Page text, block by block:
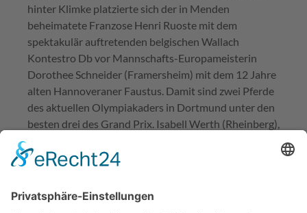
hinter Klimke platzierte sich der in Menden
beheimatete Franzose Henri Ruoste mit dem
spektakulär auftretenden belgischen Wallach
Kontestro Db vor Mannschafts-Europameisterin
Dorothee Schneider (Framersheim) mit dem 12 Jahre
alten Hannoveraner Faustus. Damit sind zwei Pferde
des aktuellen Olympiakaders in Dortmund unter den
besten drei des Grand Prix. Isabell Werth (Rheinberg),
und Dortmund gependelt wäre, hatte den zwölf Jahre
wurde Elfte.